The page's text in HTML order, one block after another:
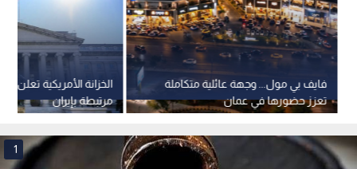
الخزانة الأمريكية تعلن
مرتبطة بإيران
فايف بي مول... وجهة عائلية متكاملة
تعزز حضورها في عمان
1